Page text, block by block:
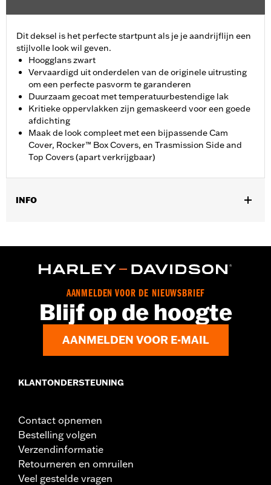
Dit deksel is het perfecte startpunt als je je aandrijflijn een
stijlvolle look wil geven.
Hoogglans zwart
Vervaardigd uit onderdelen van de originele uitrusting
om een perfecte pasvorm te garanderen
Duurzaam gecoat met temperatuurbestendige lak
Kritieke oppervlakken zijn gemaskeerd voor een goede
afdichting
Maak de look compleet met een bijpassende Cam
Cover, Rocker™ Box Covers, en Trasmission Side and
Top Covers (apart verkrijgbaar)
INFO
In de doos: Primaire deksel, zonder toebehoren
Bij het verwijderen en installeren van
kleppendeksels moeten misschien nieuwe pakkingen
worden geplaatst. Vraag je dealer om informatie.
AANMELDEN VOOR DE NIEUWSBRIEF
Blijf op de hoogte
AANMELDEN VOOR E-MAIL
KLANTONDERSTEUNING
Contact opnemen
Bestelling volgen
Verzendinformatie
Retourneren en omruilen
Veel gestelde vragen